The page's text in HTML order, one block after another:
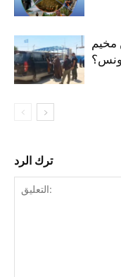
مخيم
ترك الرد